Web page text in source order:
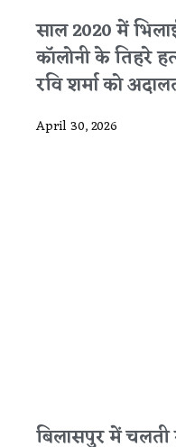
साल 2020 में
कॉलोनी के तिहरे
रवि शर्मा को
April 30, 2026
बिलासपुर में